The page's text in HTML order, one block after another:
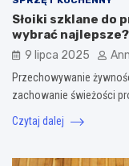
Słoiki szklane do
wybrać najlepsze?
9 lipca 2025
Przechowywanie
zachowanie świeżości
Czytaj dalej